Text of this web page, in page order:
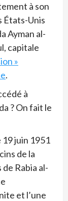
à son
États-Unis
Ayman al-
capitale
»
.
à
? On fait le
19 juin 1951
de la
Rabia al-
et l’une